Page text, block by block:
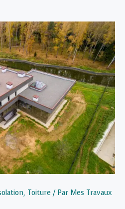
, Toiture / Par Mes Travaux